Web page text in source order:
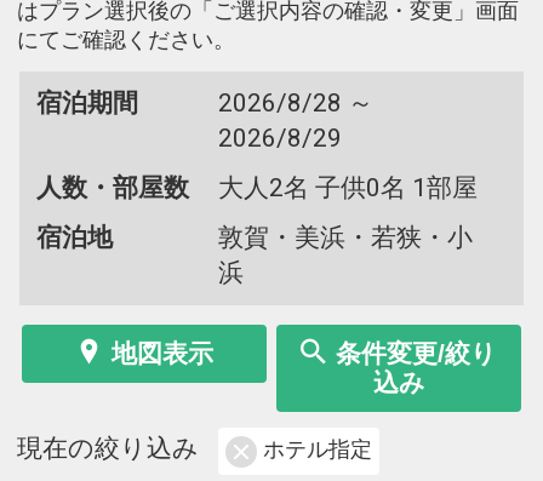
はプラン選択後の「ご選択内容の確認・変更」画面
にてご確認ください。
宿泊期間
2026/8/28 ～
2026/8/29
人数・部屋数
大人2名 子供0名 1部屋
宿泊地
敦賀・美浜・若狭・小
浜
地図表示
条件変更/絞り
込み
現在の絞り込み ホテル指定